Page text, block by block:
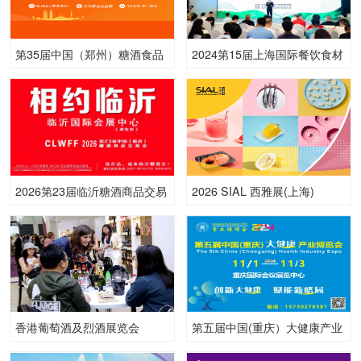
第35届中国（郑州）糖酒食品
交易会
2024第15届上海国际餐饮食材
展览会
2026第23届临沂糖酒商品交易
2026 SIAL 西雅展(上海)
香港葡萄酒及烈酒展览会
第五届中国(重庆）大健康产业